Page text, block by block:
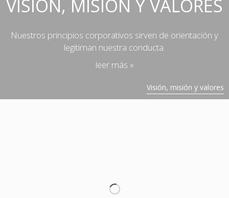
VISIÓN, MISIÓN Y VALORES
Nuestros principios corporativos sirven de orientación y
legitiman nuestra conducta.
leer más »
Visión, misión y valores